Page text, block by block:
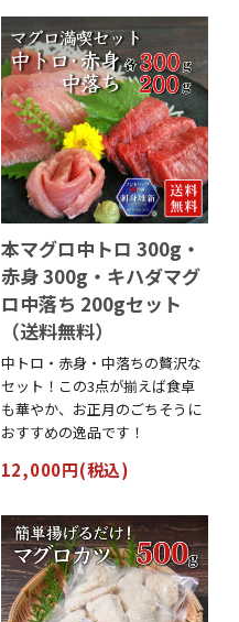
本マグロ中トロ 300g・
赤身 300g・キハダマグ
ロ中落ち 200gセット
（送料無料）
中トロ・赤身・中落ちの贅沢な
セット！この3点が揃えば食卓
も華やか、お正月のごちそうに
おすすめの逸品です！
12,000円(税込)